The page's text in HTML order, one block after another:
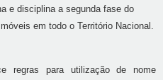
e disciplina a segunda fase do
em todo o Território Nacional.
regras para utilização de nome